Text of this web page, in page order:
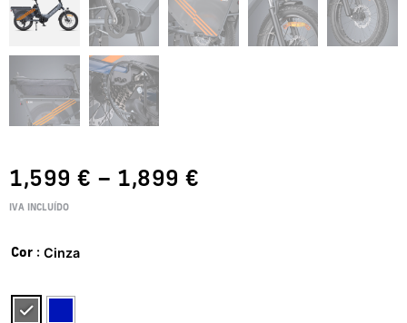
1,599 € – 1,899 €
IVA INCLUÍDO
Cor : Cinza